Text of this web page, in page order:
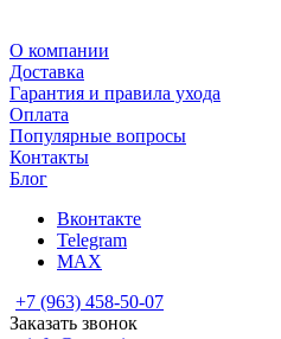
О компании
Доставка
Гарантия и правила ухода
Оплата
Популярные вопросы
Контакты
Блог
Вконтакте
Telegram
MAX
+7 (963) 458-50-07
Заказать звонок